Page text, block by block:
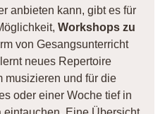
anbieten kann, gibt es für
Workshops zu
von Gesangsunterricht
neues Repertoire
musizieren und für die
oder einer Woche tief in